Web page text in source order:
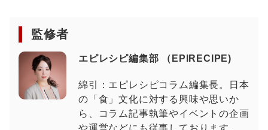
監修者
エピレシピ編集部 （EPIRECIPE)
綿引：エピレシピコラム編集長。日本
の「食」文化に対する興味や思いか
ら、コラム記事執筆やイベントの企画
や運営などにも従事しております。